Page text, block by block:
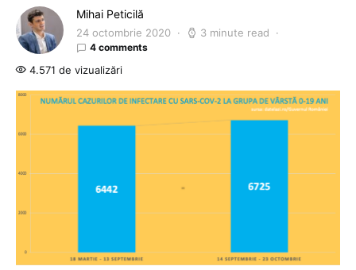
Mihai Peticilă
24 octombrie 2020 3 minute read
4 comments
4.571 de vizualizări